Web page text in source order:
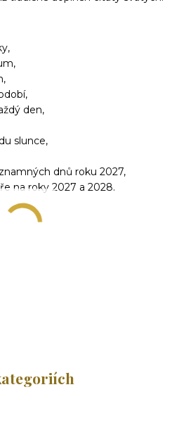
den,
slunce,
dnů roku 2027,
na roky 2027 a 2028.